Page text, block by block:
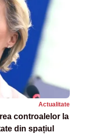
Actualitate
controalelor la
din spațiul